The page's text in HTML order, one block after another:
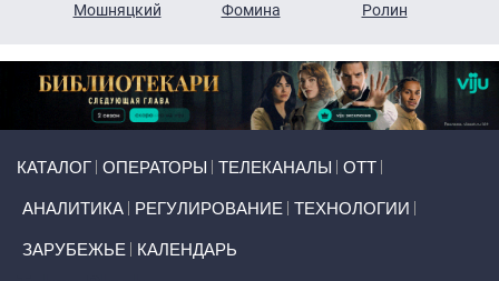
Мошняцкий
Фомина
Ролин
КАТАЛОГ ОПЕРАТОРЫ ТЕЛЕКАНАЛЫ ОТТ
АНАЛИТИКА РЕГУЛИРОВАНИЕ ТЕХНОЛОГИИ
ЗАРУБЕЖЬЕ КАЛЕНДАРЬ